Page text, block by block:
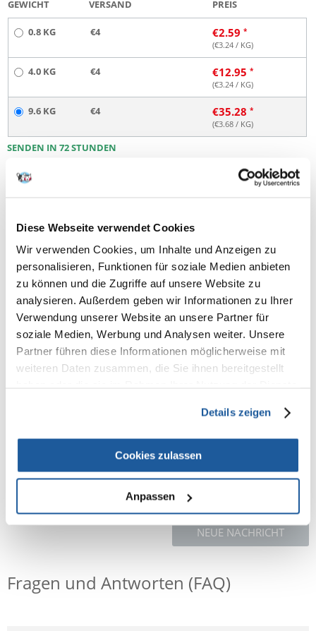
Diese Webseite verwendet Cookies
Wir verwenden Cookies, um Inhalte und Anzeigen zu
personalisieren, Funktionen für soziale Medien anbieten
zu können und die Zugriffe auf unsere Website zu
analysieren. Außerdem geben wir Informationen zu Ihrer
Verwendung unserer Website an unsere Partner für
soziale Medien, Werbung und Analysen weiter. Unsere
Partner führen diese Informationen möglicherweise mit
weiteren Daten zusammen, die Sie ihnen bereitgestellt
Details zeigen
Cookies zulassen
Anpassen
GEWICHT VERSAND PREIS
0.8 KG €4 €2.59
(€3.24 / KG)
4.0 KG €4 €12.95
(€3.24 / KG)
9.6 KG €4 €35.28
(€3.68 / KG)
SENDEN IN 72 STUNDEN
Bilder unserer Kunden
Produktbeschreibung
Alleinfuttermittel für ausgewachsene Hunde aller Rassen.
RAFI MIT LAMM ist ein leicht verdauliches, eiweißreiches Hundefutter,
das zugleich hochqualitative OMEGA-n-Fettsäuren enthält, die die Haut
und das Fell unterstützen. Das im Produkt enthaltene Lammfleisch ist
eine natürliche Quelle an Lysin, Leucin und Zink, die die Hautfunktion
aktivieren.
78%, Calcium 0,3%, Phosphor 0,25%
NEUE NACHRICHT
Fragen und Antworten (FAQ)